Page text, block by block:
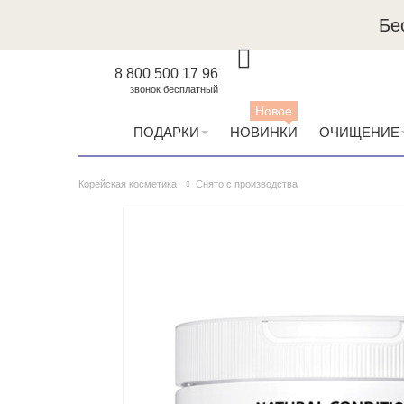
8 800 500 17 96
звонок бесплатный
ПОДАРКИ НОВИНКИ
Новое
ОЧИЩЕНИЕ
Корейская косметика Снято с производства